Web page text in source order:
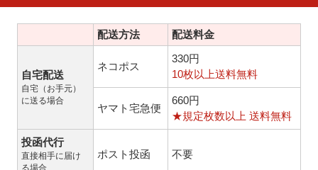
配送方法 配送料金
自宅配送
自宅（お手元）
に送る場合
ネコポス
330円
10枚以上送料無料
ヤマト宅急便
660円
★規定枚数以上 送料無料
投函代行
直接相手に届け
る場合
ポスト投函 不要